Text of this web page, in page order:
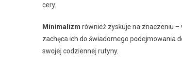
cery.
Minimalizm również zyskuje na znaczeniu
zachęca ich do świadomego podejmowania
swojej codziennej rutyny.